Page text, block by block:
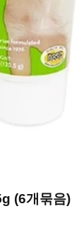
(6개묶음)